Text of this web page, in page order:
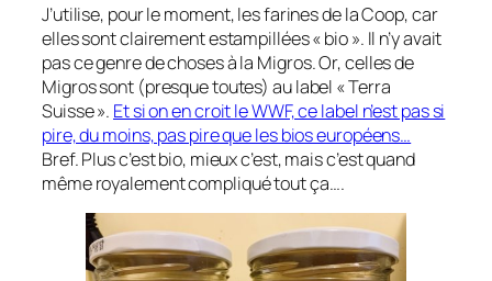
J’utilise, pour le moment, les farines de la Coop, car
elles sont clairement estampillées « bio ». Il n’y avait
pas ce genre de choses à la Migros. Or, celles de
Migros sont (presque toutes) au label « Terra
Suisse ». Et si on en croit le WWF, ce label n’est pas si
pire, du moins, pas pire que les bios européens…
Bref. Plus c’est bio, mieux c’est, mais c’est quand
même royalement compliqué tout ça….